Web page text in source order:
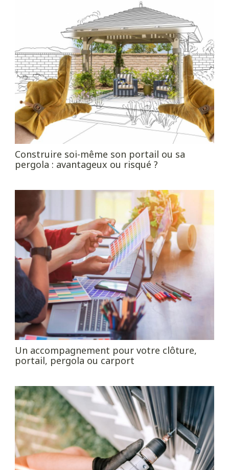
Construire soi-même son portail ou sa
pergola : avantageux ou risqué ?
Un accompagnement pour votre clôture,
portail, pergola ou carport